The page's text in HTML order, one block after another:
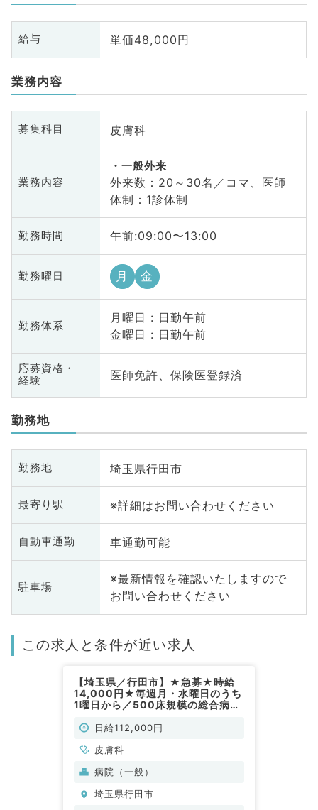
給与 単価48,000円
業務内容
募集科目 皮膚科
業務内容
一般外来
外来数：20～30名／コマ、医師
体制：1診体制
勤務時間 午前:09:00〜13:00
勤務曜日 月 金
勤務体系
月曜日 : 日勤午前
金曜日 : 日勤午前
応募資格・
経験
医師免許、保険医登録済
勤務地
勤務地 埼玉県行田市
最寄り駅 ※詳細はお問い合わせください
自動車通勤 車通勤可能
駐車場
※最新情報を確認いたしますので
お問い合わせください
この求人と条件が近い求人
【埼玉県／行田市】★急募★時給
14,000円★毎週月・水曜日のうち
1曜日から／500床規模の総合病院
常勤）日給112,000円
皮膚科
病院（一般）
埼玉県行田市